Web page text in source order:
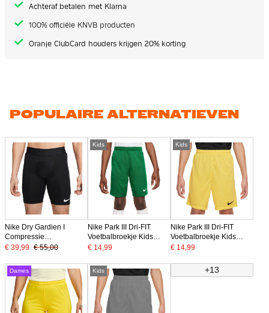
Achteraf betalen met Klarna
100% officiële KNVB producten
Oranje ClubCard houders krijgen 20% korting
POPULAIRE ALTERNATIEVEN
Nike Dry Gardien I
Compressie
Keepersbroekje Zwart
€ 39,99 € 55,00
Kids
Nike Park III Dri-FIT
Voetbalbroekje Kids
Groen
€ 14,99
Kids
Nike Park III Dri-FIT
Voetbalbroekje Kids
Geel
€ 14,99
Dames Kids +13